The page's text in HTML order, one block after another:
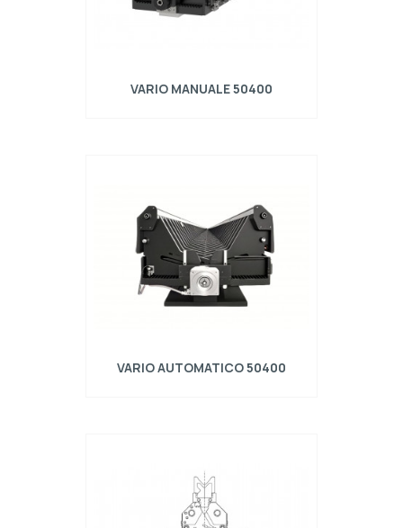
VARIO MANUALE 50400
VARIO AUTOMATICO 50400
Movimentazione tramite sistema
motorizzato VARIO AUTO/02/R composto da:
- coppia di Motoriduttori Omron applicati alle
due testate della matrice; - cabinet con